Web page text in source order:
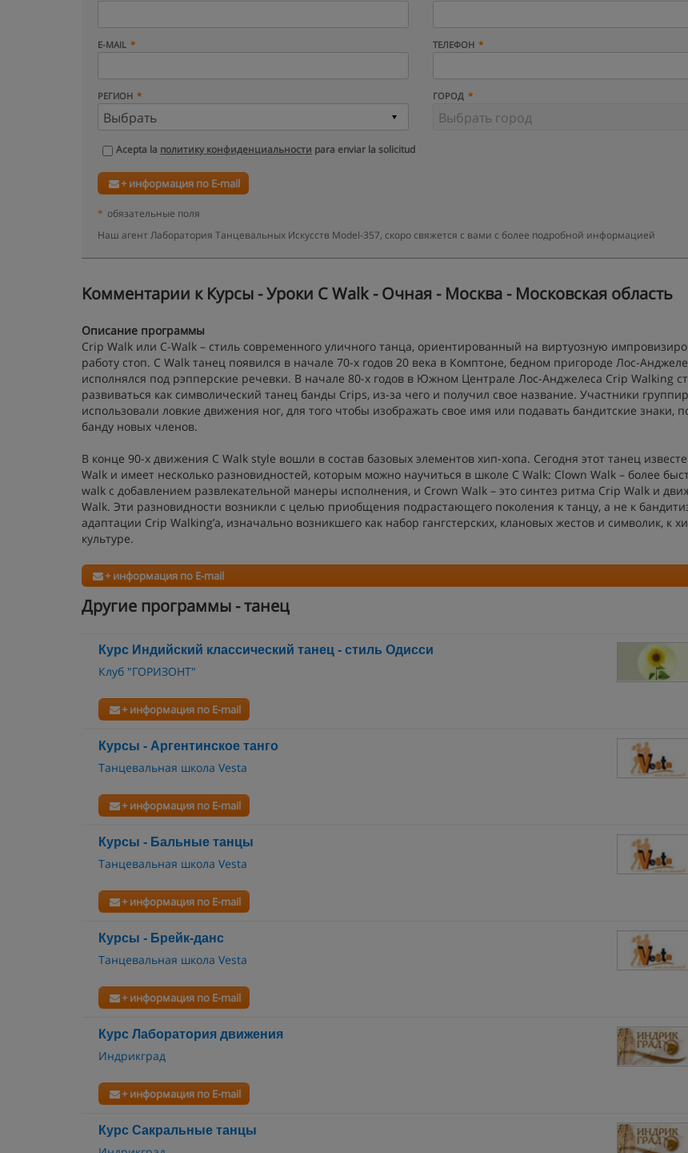
E-MAIL ТЕЛЕФОН
РЕГИОН ГОРОД
Acepta la политику конфиденциальности para enviar la solicitud
+ информация по E-mail
* обязательные поля
Наш агент Лаборатория Танцевальных Искусств Model-357, скоро свяжется с вами с более подробной информацией
Kомментарии к Курсы - Уроки C Walk - Очная - Москва - Московская область
Описание программы
Crip Walk или C-Walk – стиль современного уличного танца, ориентированный на виртуозную
работу стоп. C Walk танец появился в начале 70-х годов 20 века в Комптоне, бедном пригороде Лос-
исполнялся под рэпперские речевки. В начале 80-х годов в Южном Централе Лос-Анджелеса Crip Walking
развиваться как символический танец банды Crips, из-за чего и получил свое название. Участники
использовали ловкие движения ног, для того чтобы изображать свое имя или подавать бандитские знаки,
банду новых членов.
В конце 90-х движения C Walk style вошли в состав базовых элементов хип-хопа. Сегодня этот танец
Walk и имеет несколько разновидностей, которым можно научиться в школе C Walk: Clown Walk – более
walk с добавлением развлекательной манеры исполнения, и Crown Walk – это синтез ритма Crip Walk и
Walk. Эти разновидности возникли с целью приобщения подрастающего поколения к танцу, а не к
адаптации Crip Walking’a, изначально возникшего как набор гангстерских, клановых жестов и символик, к
культуре.
+ информация по E-mail
Другие программы - танец
Курс Индийский классический танец - стиль Одисси
Клуб "ГОРИЗОНТ"
+ информация по E-mail
Курсы - Аргентинское танго
Танцевальная школа Vesta
+ информация по E-mail
Курсы - Бальные танцы
Танцевальная школа Vesta
+ информация по E-mail
Курсы - Брейк-данс
Танцевальная школа Vesta
+ информация по E-mail
Курс Лаборатория движения
Индрикград
+ информация по E-mail
Курс Сакральные танцы